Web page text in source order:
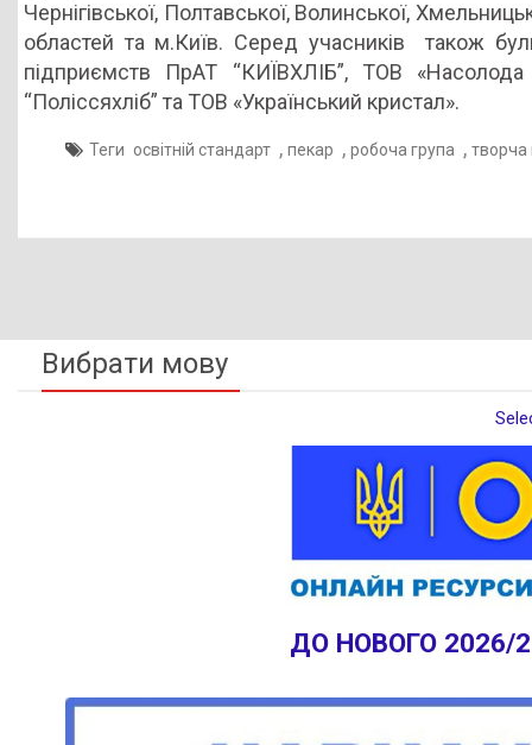
за
професією
7412.2
«Пекар»
Чернігівської, Полтавської, Волинської,
областей та м.Київ. Серед учасників також
підприємств ПрАТ “КИЇВХЛІБ”, ТОВ «Насолода
“Поліссяхліб” та ТОВ «Український кристал».
Теги освітній стандарт , пекар , робоча група , творча
Вибрати мову
ДО НОВОГО 2026/